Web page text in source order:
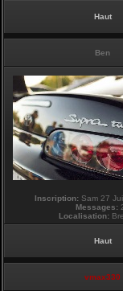
Haut
Ben
Inscription: Sam 27
Messages:
Localisation:
Haut
vmax330